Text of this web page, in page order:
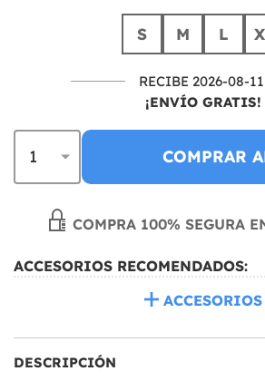
S M L
RECIBE 2026-08-11
¡ENVÍO GRATIS!
COMPRAR
COMPRA 100% SEGURA
ACCESORIOS RECOMENDADOS:
ACCESORIOS
DESCRIPCIÓN